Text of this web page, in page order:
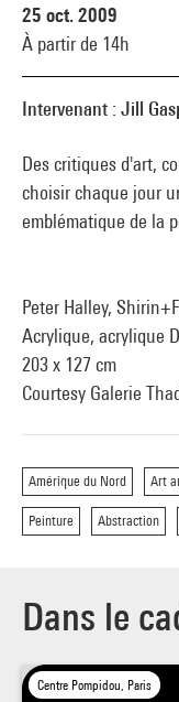
Intervenant : Jill
Des critiques d'art,
choisir chaque jour
emblématique de la
Peter Halley,
Acrylique, acrylique
203 x 127 cm
Courtesy Galerie
Amérique du Nord Art
Peinture Abstraction
25 oct. 2009
À partir de 14h
Dans le
Centre Pompidou, Paris